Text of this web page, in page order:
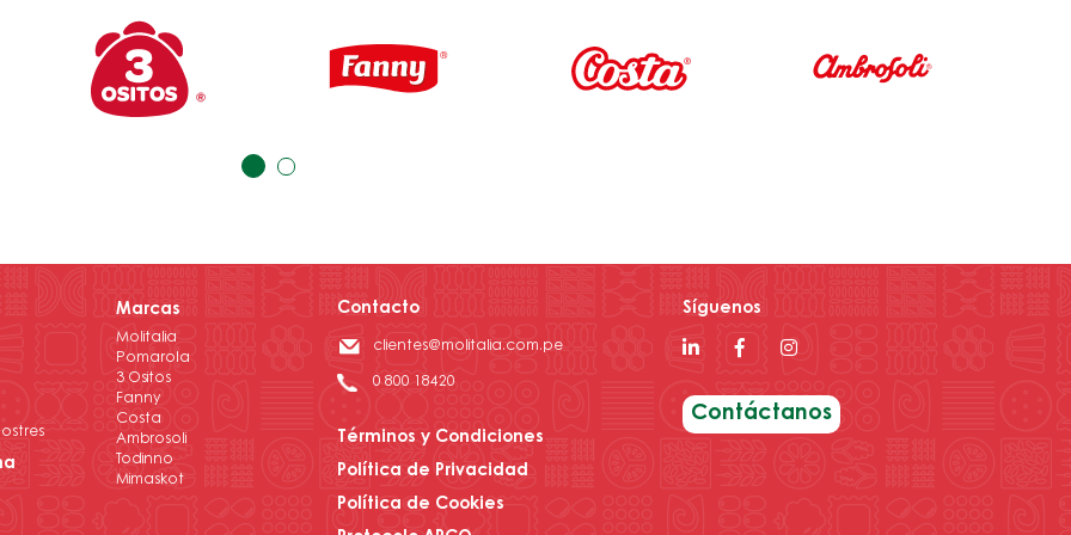
Marcas
Molitalia
Pomarola
3 Ositos
Fanny
Costa
Ambrosoli
Todinno
Mimaskot
Contacto
clientes@molitalia.com.pe
0 800 18420
Términos y Condiciones
Política de Privacidad
Política de Cookies
Síguenos
Contáctanos